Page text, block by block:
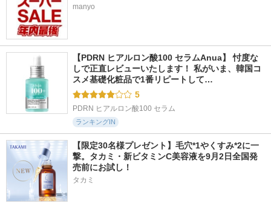
manyo
【PDRN ヒアルロン酸100 セラムAnua】 忖度な
しで正直レビューいたします！ 私がいま、韓国コ
スメ基礎化粧品で1番リピートして…
5
PDRN ヒアルロン酸100 セラム
ランキングIN
【限定30名様プレゼント】毛穴*1やくすみ*2に一
撃。タカミ・新ビタミンC美容液を9月2日全国発
売前にお試し！
タカミ